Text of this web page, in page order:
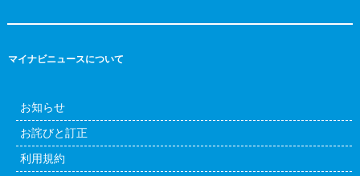
マイナビニュースについて
お知らせ
お詫びと訂正
利用規約